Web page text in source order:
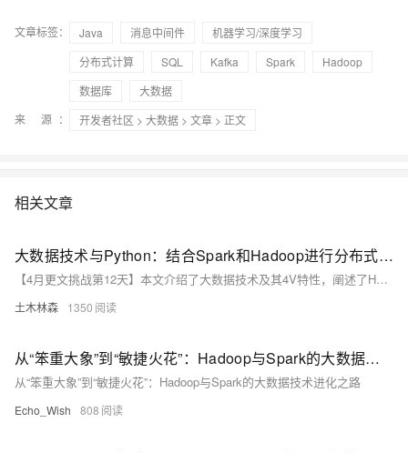
文章标签： Java 消息中间件
机器学习/深度学习
分布式计算
SQL Kafka Spark
Hadoop
数据库
大数据
来 源：
开发者社区 > 大数据 > 文章 > 正文
相关文章
大数据技术与Python：结合Spark和Hadoop进行分布式计算
【4月更文挑战第12天】本文介绍了大数据技术及其4V特性，阐述了Hadoop和Spark在大数据处理中的作用。Hadoop提供分布式文件系统和MapReduce，Spark则为内存计算提供快速处理能力。通过Python结合Spark和Hadoop，可在分布式环境中进行数据处理和分析。文章详细讲解了如何配置Python环境、安装Spark和Hadoop，以及使用Python编写和提交代码到集群进行计算。掌握这些技能有助于应对大数据挑战。
土木林森 1350
从“笨重大象”到“敏捷火花”：Hadoop与Spark的大数据技术进化之路
从“笨重大象”到“敏捷火花”：Hadoop与Spark的大数据技术进化之路
Echo_Wish 808